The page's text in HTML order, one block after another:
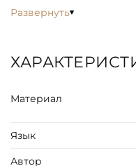
соправитель в первые
Соломон покончил с
евреев и египтян, взяв
вдохновлял многих
В Библейском
царствование при
отклоняться от
Развернуть
Материал
Язык
Автор